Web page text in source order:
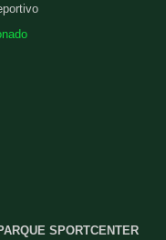
SPORTCENTER